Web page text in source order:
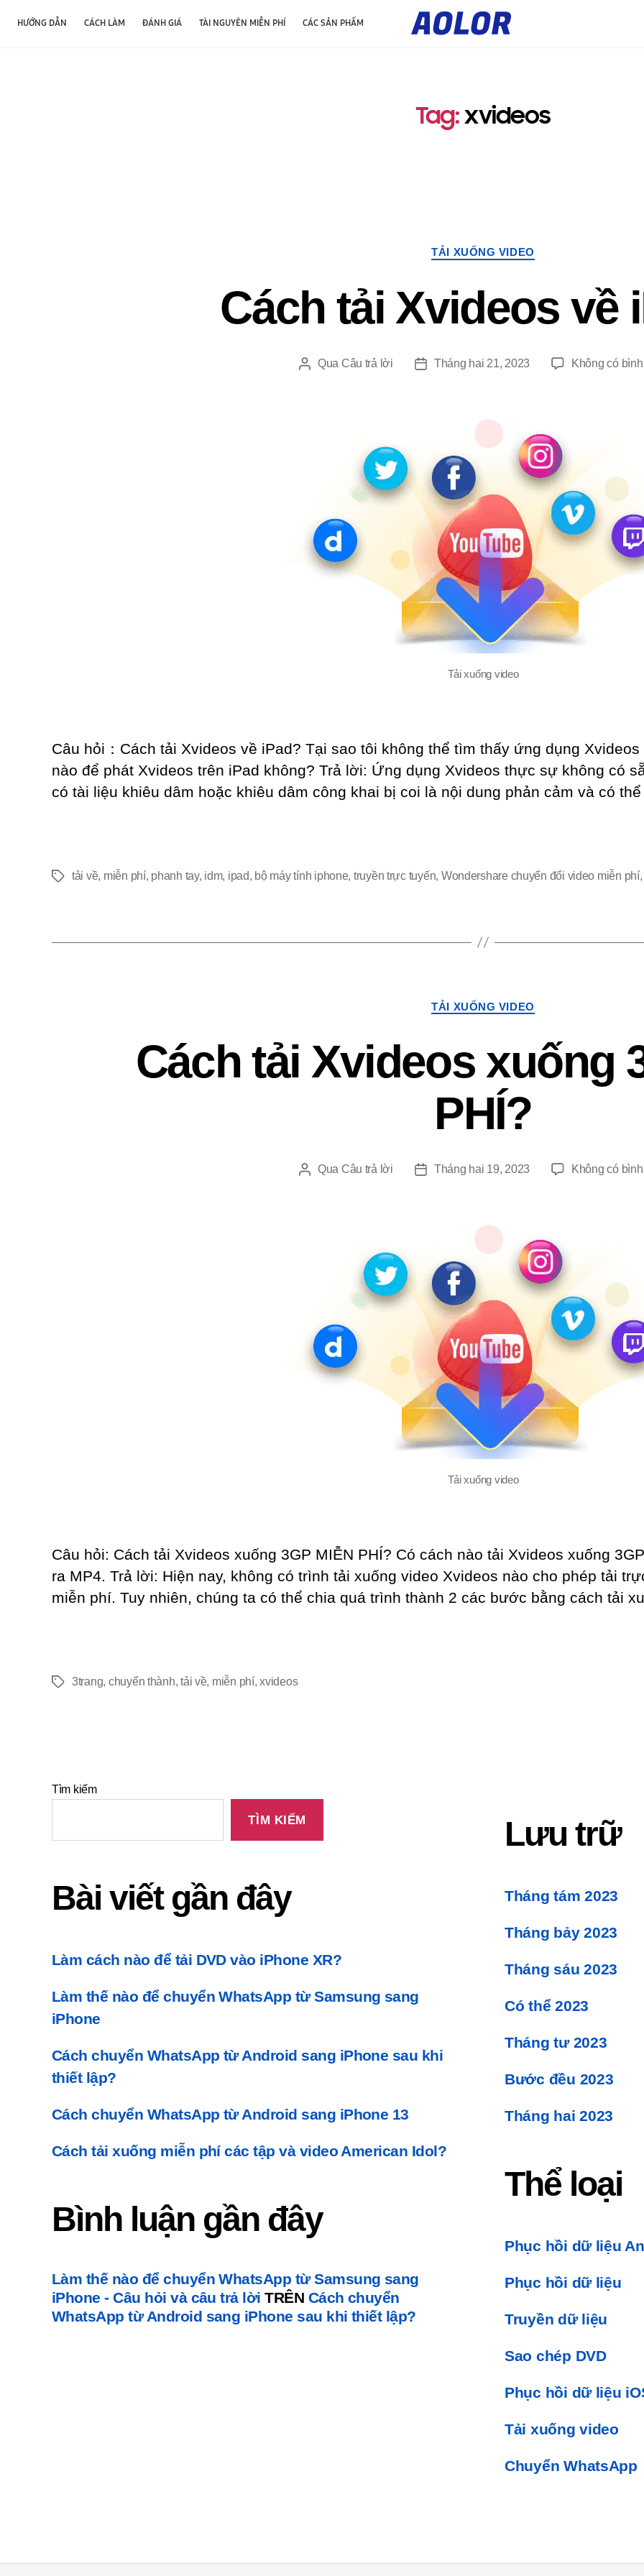
HƯỚNG DẪN CÁCH LÀM ĐÁNH GIÁ TÀI NGUYÊN MIỄN PHÍ CÁC SẢN PHẨM
o
g
o
Tag: xvideos
TẢI XUỐNG VIDEO
Cách tải Xvideos về
Qua Câu trả lời Tháng hai 21, 2023 Không có
Tải xuống video
Câu hỏi：Cách tải Xvideos về iPad? Tại sao tôi không thể tìm thấy ứng dụng
nào để phát Xvideos trên iPad không? Trả lời: Ứng dụng Xvideos thực sự không có
có tài liệu khiêu dâm hoặc khiêu dâm công khai bị coi là nội dung phản cảm và có
tải về, miễn phí, phanh tay, idm, ipad, bộ máy tính iphone, truyền trực tuyến, Wondershare chuyển đổi video miễn phí
TẢI XUỐNG VIDEO
Cách tải Xvideos xuống
PHÍ?
Qua Câu trả lời Tháng hai 19, 2023 Không có
Tải xuống video
Câu hỏi: Cách tải Xvideos xuống 3GP MIỄN PHÍ? Có cách nào tải Xvideos xuống
ra MP4. Trả lời: Hiện nay, không có trình tải xuống video Xvideos nào cho phép tải
miễn phí. Tuy nhiên, chúng ta có thể chia quá trình thành 2 các bước bằng cách tải
3trang, chuyển thành,tải về, miễn phí,xvideos
Tìm kiếm
TÌM KIẾM
Bài viết gần đây
Làm cách nào để tải DVD vào iPhone XR?
Làm thế nào để chuyển WhatsApp từ Samsung sang
iPhone
Cách chuyển WhatsApp từ Android sang iPhone sau khi
thiết lập?
Cách chuyển WhatsApp từ Android sang iPhone 13
Cách tải xuống miễn phí các tập và video American Idol?
Bình luận gần đây
Làm thế nào để chuyển WhatsApp từ Samsung sang
iPhone - Câu hỏi và câu trả lời TRÊN Cách chuyển
WhatsApp từ Android sang iPhone sau khi thiết lập?
Lưu trữ
Tháng tám 2023
Tháng bảy 2023
Tháng sáu 2023
Có thể 2023
Tháng tư 2023
Bước đều 2023
Tháng hai 2023
Thể loại
Phục hồi dữ liệu
Phục hồi dữ liệu
Truyền dữ liệu
Sao chép DVD
Phục hồi dữ liệu
Tải xuống video
Chuyển WhatsApp